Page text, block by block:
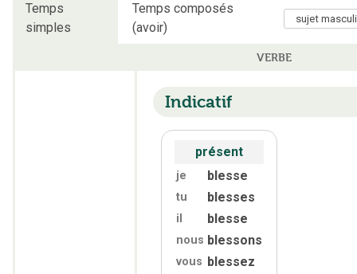
Temps
simples
Temps composés
(avoir)
VERBE
Indicatif
présent
je blesse
tu blesses
il blesse
nous blessons
vous blessez